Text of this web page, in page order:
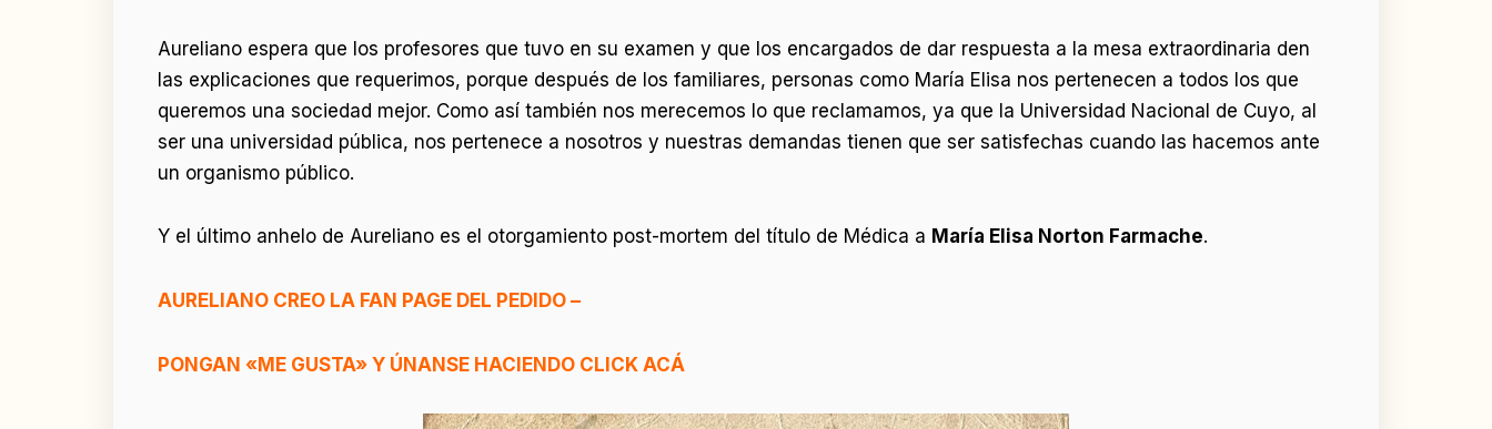
Aureliano espera que los profesores que tuvo en su examen y que los encargados de dar respuesta a la mesa extraordinaria den
las explicaciones que requerimos, porque después de los familiares, personas como María Elisa nos pertenecen a todos los que
queremos una sociedad mejor. Como así también nos merecemos lo que reclamamos, ya que la Universidad Nacional de Cuyo, al
ser una universidad pública, nos pertenece a nosotros y nuestras demandas tienen que ser satisfechas cuando las hacemos ante
un organismo público.
Y el último anhelo de Aureliano es el otorgamiento post-mortem del título de Médica a María Elisa Norton Farmache.
AURELIANO CREO LA FAN PAGE DEL PEDIDO –
PONGAN «ME GUSTA» Y ÚNANSE HACIENDO CLICK ACÁ